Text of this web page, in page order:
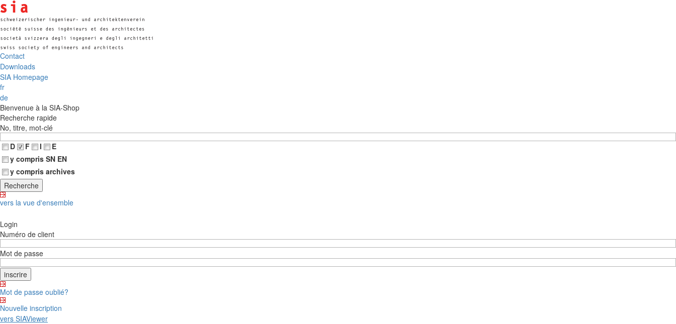
Contact
Downloads
SIA Homepage
fr
de
Bienvenue à la SIA-Shop
Recherche rapide
No, titre, mot-clé
D
F I
E
y compris SN EN
y compris archives
vers la vue d'ensemble
Login
Numéro de client
Mot de passe
Mot de passe oublié?
Nouvelle inscription
vers SIAViewer